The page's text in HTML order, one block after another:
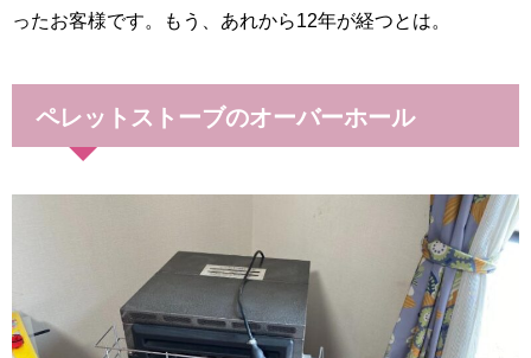
ったお客様です。もう、あれから12年が経つとは。
ペレットストーブのオーバーホール